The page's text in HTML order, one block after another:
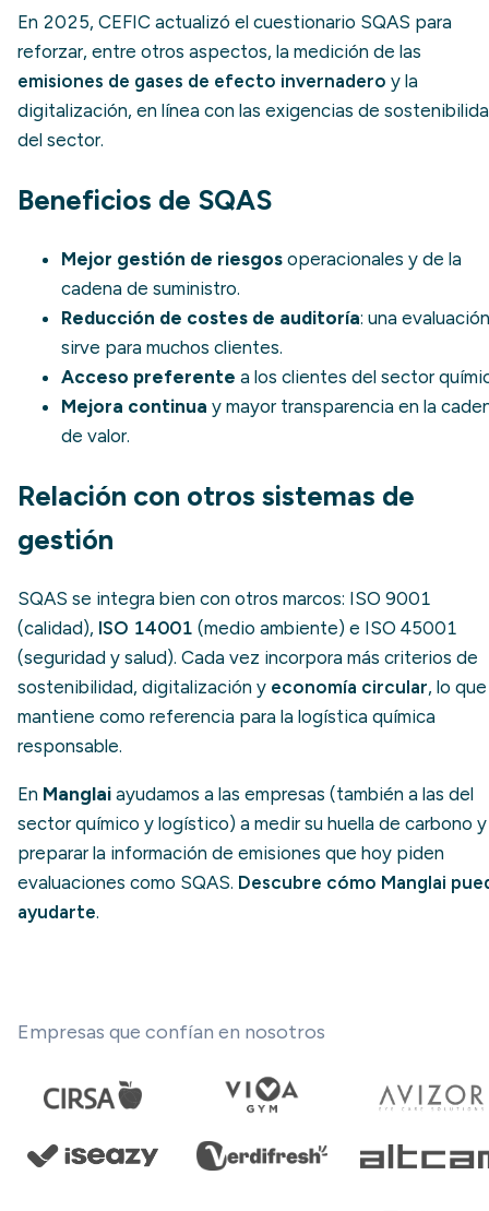
En 2025, CEFIC actualizó el cuestionario SQAS para
reforzar, entre otros aspectos, la medición de las
emisiones de gases de efecto invernadero y la
digitalización, en línea con las exigencias de
del sector.
Beneficios de SQAS
Mejor gestión de riesgos operacionales y de la
cadena de suministro.
Reducción de costes de auditoría: una evaluación
sirve para muchos clientes.
Acceso preferente a los clientes del sector
Mejora continua y mayor transparencia en la
de valor.
Relación con otros sistemas de
gestión
SQAS se integra bien con otros marcos: ISO 9001
(calidad), ISO 14001 (medio ambiente) e ISO 45001
(seguridad y salud). Cada vez incorpora más criterios de
sostenibilidad, digitalización y economía circular, lo
mantiene como referencia para la logística química
responsable.
En Manglai ayudamos a las empresas (también a las del
sector químico y logístico) a medir su huella de carbono
preparar la información de emisiones que hoy piden
evaluaciones como SQAS. Descubre cómo Manglai
ayudarte.
Empresas que confían en nosotros